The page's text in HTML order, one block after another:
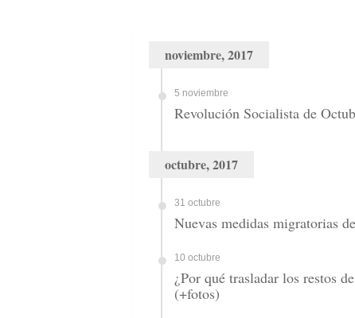
noviembre, 2017
5 noviembre
Revolución Socialista de
octubre, 2017
31 octubre
Nuevas medidas migratorias
10 octubre
¿Por qué trasladar los restos
(+fotos)